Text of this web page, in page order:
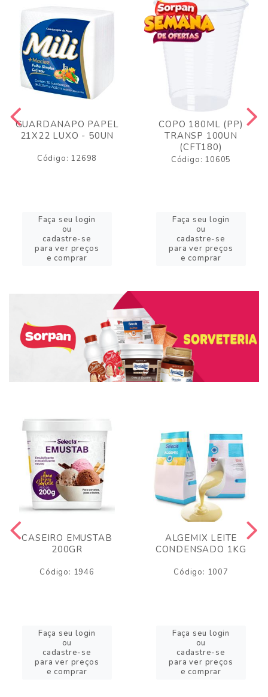
GUARDANAPO PAPEL
21X22 LUXO - 50UN
Código: 12698
Faça seu login
ou
cadastre-se
para ver preços
e comprar
COPO 180ML (PP)
TRANSP 100UN
(CFT180)
Código: 10605
Faça seu login
ou
cadastre-se
para ver preços
e comprar
CASEIRO EMUSTAB
200GR
Código: 1946
Faça seu login
ou
cadastre-se
para ver preços
e comprar
ALGEMIX LEITE
CONDENSADO 1KG
Código: 1007
Faça seu login
ou
cadastre-se
para ver preços
e comprar